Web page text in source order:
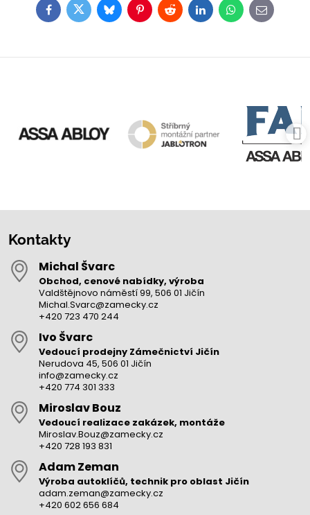
FacebookTwitterBlueskyPinterestRedditLinkedInWhatsApp
E-
mail
Kontakty
Michal Švarc
Obchod, cenové nabídky, výroba
Valdštějnovo náměstí 99, 506 01 Jičín
Michal.Svarc@zamecky.cz
+420 723 470 244
Ivo Švarc
Vedoucí prodejny Zámečnictví Jičín
Nerudova 45, 506 01 Jičín
info@zamecky.cz
+420 774 301 333
Miroslav Bouz
Vedoucí realizace zakázek, montáže
Miroslav.Bouz@zamecky.cz
+420 728 193 831
Adam Zeman
Výroba autoklíčů, technik pro oblast Jičín
adam.zeman@zamecky.cz
+420 602 656 684